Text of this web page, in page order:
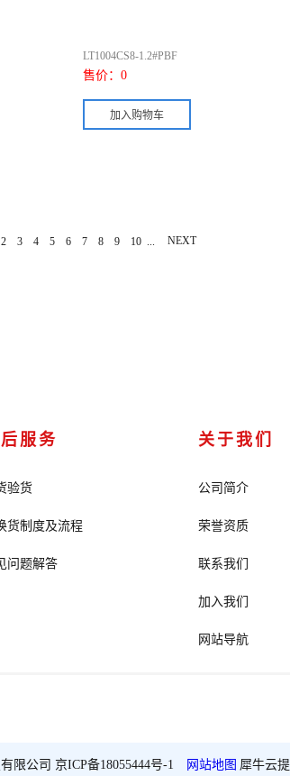
LT1004CS8-1.2#PBF
售价： 0
2 3 4 5 6 7 8 9 10 NEXT
服务
验货
货制度及流程
问题解答
关于我们
公司简介
荣誉资质
联系我们
加入我们
网站导航
限公司 京ICP备18055444号-1 网站地图 犀牛云